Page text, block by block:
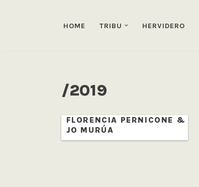
HOME TRIBU HERVIDERO
/2019
FLORENCIA PERNICONE &
JO MURÚA